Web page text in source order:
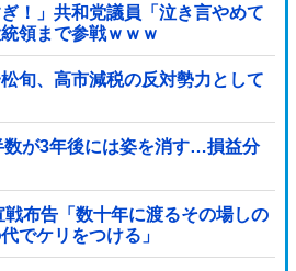
！」共和党議員「泣き言やめて
領まで参戦ｗｗｗ
旬、高市減税の反対勢力として
数が3年後には姿を消す…損益分
戦布告「数十年に渡るその場しの
でケリをつける」